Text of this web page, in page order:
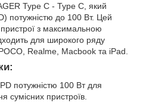
Type C - Type C, який
потужністю до 100 Вт. Цей
з максимальною
для широкого ряду
Realme, Macbook та iPad.
потужністю 100 Вт для
сумісних пристроїв.